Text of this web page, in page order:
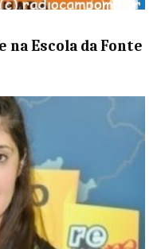
Escola da Fonte